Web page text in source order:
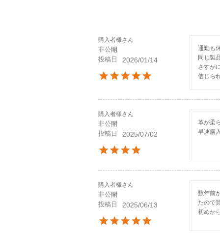
購入者様
非公開
投稿日
2026/01/14
通勤も
同じ製
さすが
信じら
購入者様
非公開
投稿日
2025/07/02
革が柔
早速購
購入者様
非公開
投稿日
2025/06/13
数年前
たので
初めか